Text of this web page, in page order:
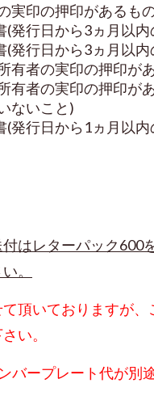
実印の押印があるも
(発行日から3ヵ月以内
(発行日から3ヵ月以内
有者の実印の押印が
有者の実印の押印が
ないこと)
(発行日から1ヵ月以内
はレターパック600
。
頂いておりますが、
い。
バープレート代が別